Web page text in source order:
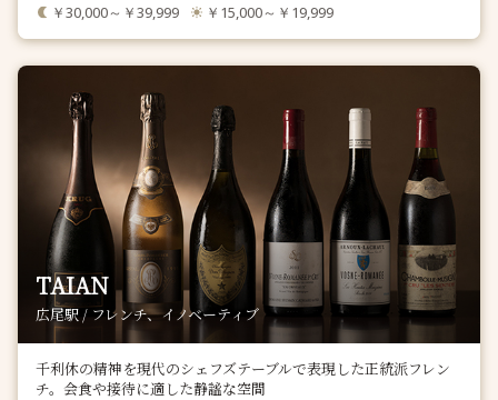
￥30,000～￥39,999 ￥15,000～￥19,999
TAIAN
広尾駅 / フレンチ、イノベーティブ
千利休の精神を現代のシェフズテーブルで表現した正統派フレン
チ。会食や接待に適した静謐な空間